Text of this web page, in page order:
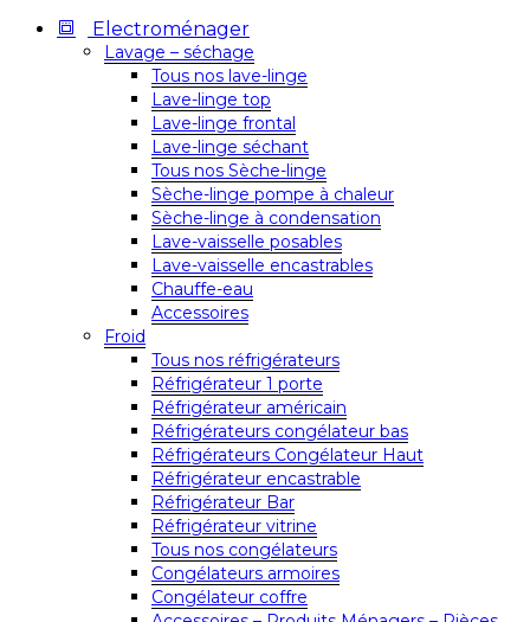
Electroménager
Lavage – séchage
Tous nos lave-linge
Lave-linge top
Lave-linge frontal
Lave-linge séchant
Tous nos Sèche-linge
Sèche-linge pompe à chaleur
Sèche-linge à condensation
Lave-vaisselle posables
Lave-vaisselle encastrables
Chauffe-eau
Accessoires
Froid
Tous nos réfrigérateurs
Réfrigérateur 1 porte
Réfrigérateur américain
Réfrigérateurs congélateur bas
Réfrigérateurs Congélateur Haut
Réfrigérateur encastrable
Réfrigérateur Bar
Réfrigérateur vitrine
Tous nos congélateurs
Congélateurs armoires
Congélateur coffre